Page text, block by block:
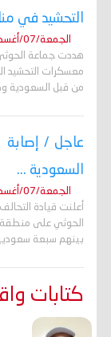
التحشيد في
الجمعة/07/أغسطس/2026 - 08:36 م
هددت جماعة
معسكرات التحشيد
من قبل السعودية
السعودية ...
الجمعة/07/أغسطس/2026 - 12:38 ص
أعلنت قيادة
بينهم سبعة
كتابات